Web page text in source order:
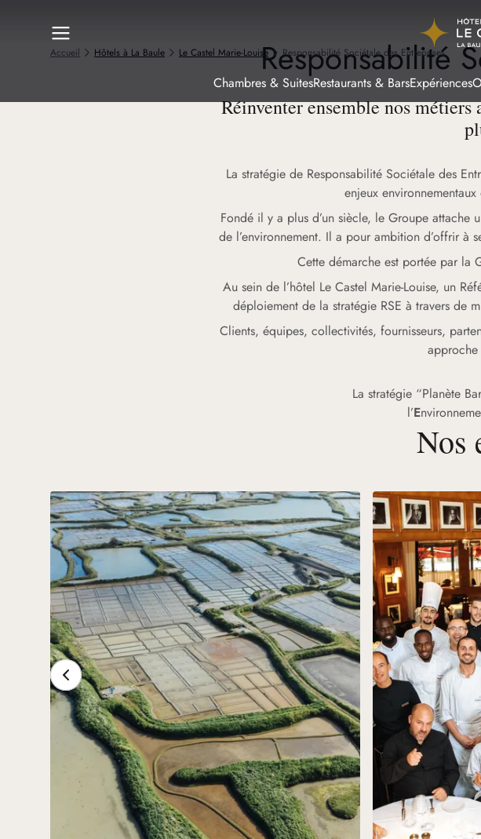
Chambres & SuitesRestaurants & BarsExpériences
Accueil Hôtels à La Baule Le Castel Marie-Louise Responsabilité Sociétale des Entreprises
Responsabilité
Réinventer ensemble nos
La stratégie de Responsabilité Sociétale des
enjeux
Fondé il y a plus d’un siècle, le Groupe attache
de l’environnement. Il a pour ambition d’offrir à
Cette démarche est portée par la
Au sein de l’hôtel Le Castel Marie-Louise, un
déploiement de la stratégie RSE à travers de
Clients, équipes, collectivités, fournisseurs,
La stratégie “Planète
l’E
Nos